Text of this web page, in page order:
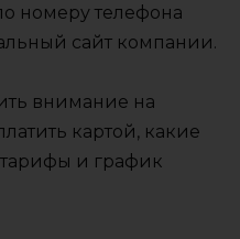
номеру телефона
сайт компании.
внимание на
картой, какие
тарифы и график